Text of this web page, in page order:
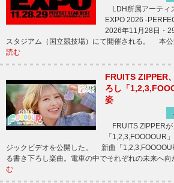
LDH所属アーティ
EXPO 2026 -
2026年11月28日・
スタジアム（国立競技場）にて開催される。 本
読む
FRUITS ZIPPER
ろし「
姿
FRUITS ZIPPERが
「1,2,3,FOOOOUR
ジックビデオを公開した。 新曲「
る書き下ろし楽曲。電車の中でそれぞれの未来へ
む